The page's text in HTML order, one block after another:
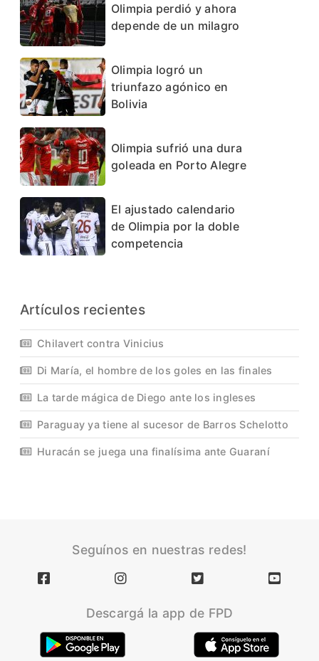
Olimpia perdió y ahora
depende de un milagro
Olimpia logró un
triunfazo agónico en
Bolivia
Olimpia sufrió una dura
goleada en Porto Alegre
El ajustado calendario
de Olimpia por la doble
competencia
Artículos recientes
Chilavert contra Vinicius
Di María, el hombre de los goles en las finales
La tarde mágica de Diego ante los ingleses
Paraguay ya tiene al sucesor de Barros Schelotto
Huracán se juega una finalísima ante Guaraní
Seguínos en nuestras redes!
Descargá la app de FPD